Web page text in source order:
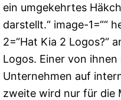
ein umgekehrtes
darstellt.“ image-1=““
2=“Hat Kia 2 Logos?“
Logos. Einer von
Unternehmen auf
zweite wird nur für die